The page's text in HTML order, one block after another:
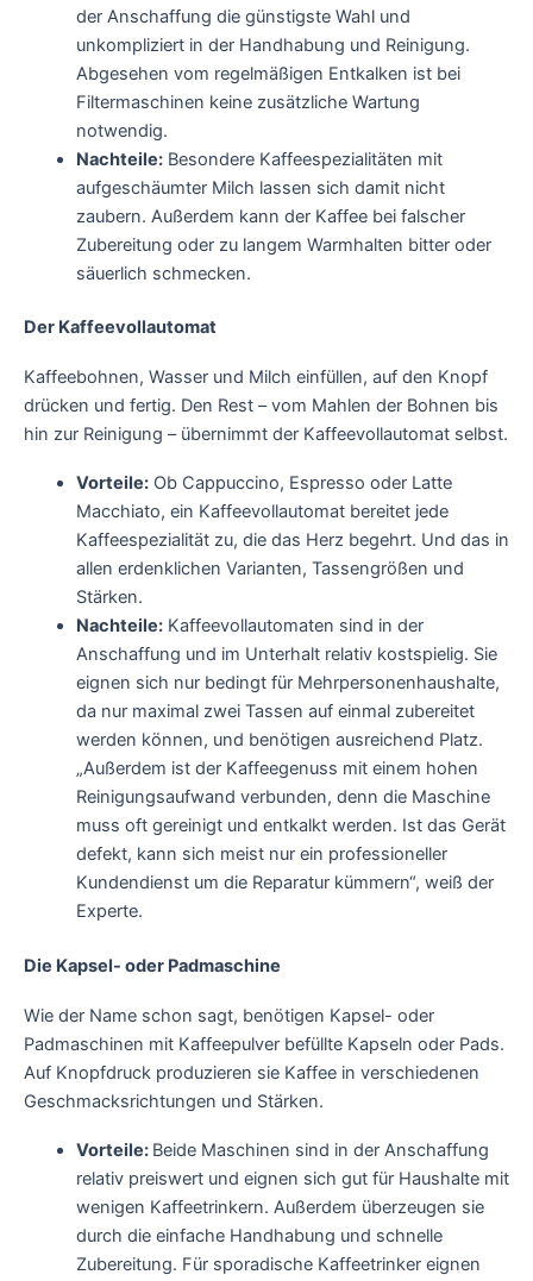
der Anschaffung die günstigste Wahl und
unkompliziert in der Handhabung und Reinigung.
Abgesehen vom regelmäßigen Entkalken ist bei
Filtermaschinen keine zusätzliche Wartung
notwendig.
Nachteile:Besondere Kaffeespezialitäten mit
aufgeschäumter Milch lassen sich damit nicht
zaubern. Außerdem kann der Kaffee bei falscher
Zubereitung oder zu langem Warmhalten bitter oder
säuerlich schmecken.
Der Kaffeevollautomat
Kaffeebohnen, Wasser und Milch einfüllen, auf den Knopf
drücken und fertig. Den Rest – vom Mahlen der Bohnen bis
hin zur Reinigung – übernimmt der Kaffeevollautomat selbst.
Vorteile:Ob Cappuccino, Espresso oder Latte
Macchiato, ein Kaffeevollautomat bereitet jede
Kaffeespezialität zu, die das Herz begehrt. Und das in
allen erdenklichen Varianten, Tassengrößen und
Stärken.
Nachteile:Kaffeevollautomaten sind in der
Anschaffung und im Unterhalt relativ kostspielig. Sie
eignen sich nur bedingt für Mehrpersonenhaushalte,
da nur maximal zwei Tassen auf einmal zubereitet
werden können, und benötigen ausreichend Platz.
„Außerdem ist der Kaffeegenuss mit einem hohen
Reinigungsaufwand verbunden, denn die Maschine
muss oft gereinigt und entkalkt werden. Ist das Gerät
defekt, kann sich meist nur ein professioneller
Kundendienst um die Reparatur kümmern“, weiß der
Experte.
Die Kapsel- oder Padmaschine
Wie der Name schon sagt, benötigen Kapsel- oder
Padmaschinen mit Kaffeepulver befüllte Kapseln oder Pads.
Auf Knopfdruck produzieren sie Kaffee in verschiedenen
Geschmacksrichtungen und Stärken.
Vorteile: Beide Maschinen sind in der Anschaffung
relativ preiswert und eignen sich gut für Haushalte mit
wenigen Kaffeetrinkern. Außerdem überzeugen sie
durch die einfache Handhabung und schnelle
Zubereitung. Für sporadische Kaffeetrinker eignen